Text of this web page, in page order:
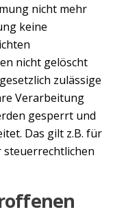
nicht mehr
keine
nicht gelöscht
zulässige
Verarbeitung
gesperrt und
Das gilt z.B. für
steuerrechtlichen